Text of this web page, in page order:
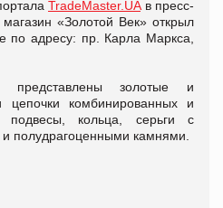
TradeMaster.UAв пресс-
«Золотой Век» открыл
по адресу: пр. Карла Маркса,
представлены золотые и
комбинированных и
подвесы, кольца, серьги с
полудрагоценными камнями.